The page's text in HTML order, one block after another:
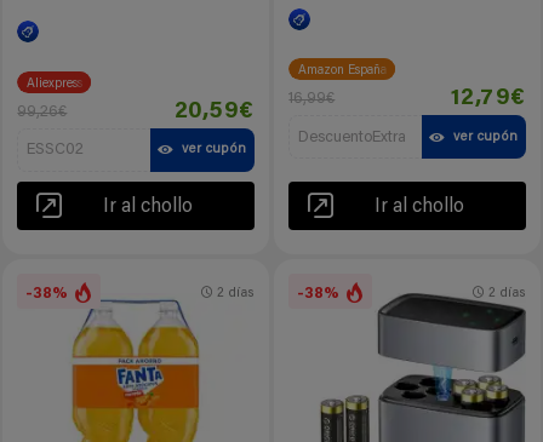
Aliexpress
99,26€ 20,59€
ESSC02 ver cupón
Ir al chollo
Amazon España
16,99€ 12,79€
DescuentoExtra ver cupón
Ir al chollo
-38% 2 días -38% 2 días